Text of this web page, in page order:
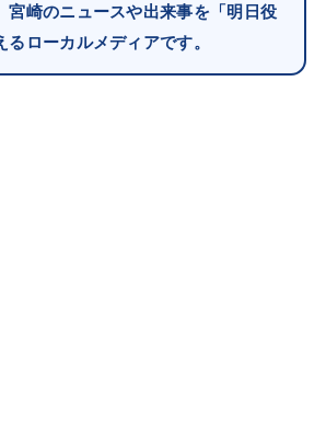
宮崎のニュースや出来事を「明日役
るローカルメディアです。